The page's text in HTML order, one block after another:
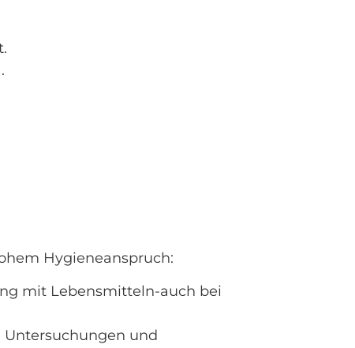
Hygieneanspruch:
mit Lebensmitteln-auch bei
und